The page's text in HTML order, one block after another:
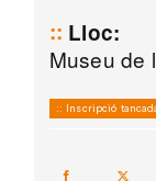
Lloc:
Museu de
:: Inscripció